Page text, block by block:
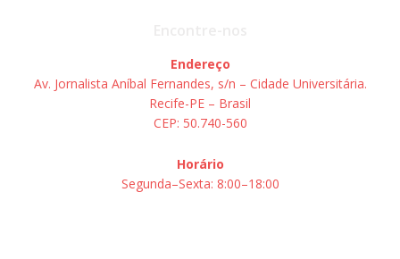
Endereço
Av. Jornalista Aníbal Fernandes, s/n – Cidade Universitária.
Recife-PE – Brasil
CEP: 50.740-560
Horário
Segunda–Sexta: 8:00–18:00